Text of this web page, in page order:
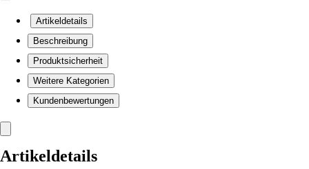
Artikeldetails
Beschreibung
Produktsicherheit
Weitere Kategorien
Kundenbewertungen
Artikeldetails